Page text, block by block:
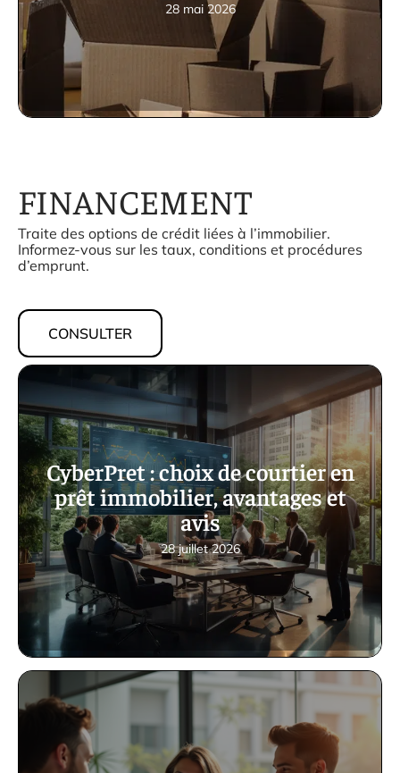
28 mai 2026
FINANCEMENT
Traite des options de crédit liées à l’immobilier.
Informez-vous sur les taux, conditions et procédures
d’emprunt.
CONSULTER
CyberPret : choix de courtier en
prêt immobilier, avantages et
avis
28 juillet 2026